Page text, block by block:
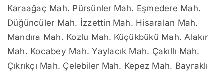
Karaağaç Mah. Pürsünler Mah. Eşmedere Mah.
Düğüncüler Mah. İzzettin Mah. Hisaralan Mah.
Mandıra Mah. Kozlu Mah. Küçükbükü Mah. Alakır
Mah. Kocabey Mah. Yaylacık Mah. Çakıllı Mah.
Çıkrıkçı Mah. Çelebiler Mah. Kepez Mah. Bayraklı